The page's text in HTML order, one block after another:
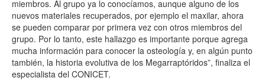
miembros. Al grupo ya lo conocíamos, aunque alguno de los
nuevos materiales recuperados, por ejemplo el maxilar, ahora
se pueden comparar por primera vez con otros miembros del
grupo. Por lo tanto, este hallazgo es importante porque agrega
mucha información para conocer la osteología y, en algún punto
también, la historia evolutiva de los Megarraptóridos”, finaliza el
especialista del CONICET.